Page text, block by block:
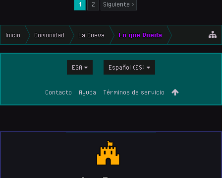
1
2 Siguiente >
Inicio Comunidad La Cueva Lo que Queda
EGA Español (ES)
Contacto Ayuda Términos de servicio